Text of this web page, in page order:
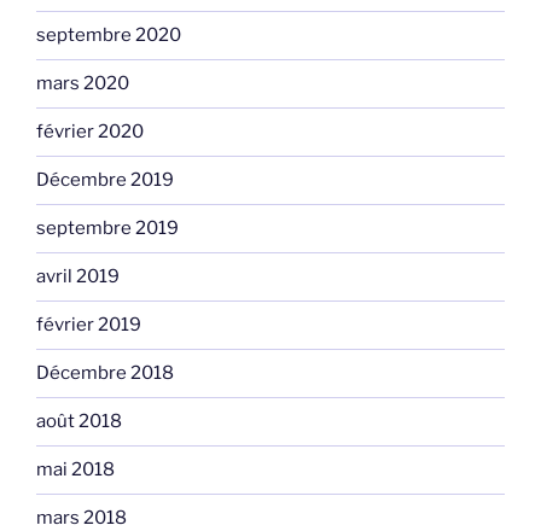
septembre 2020
mars 2020
février 2020
Décembre 2019
septembre 2019
avril 2019
février 2019
Décembre 2018
août 2018
mai 2018
mars 2018